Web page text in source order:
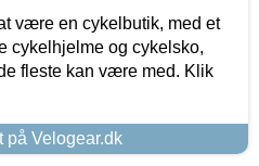
være en cykelbutik, med et
cykelhjelme og cykelsko,
fleste kan være med. Klik
på Velogear.dk